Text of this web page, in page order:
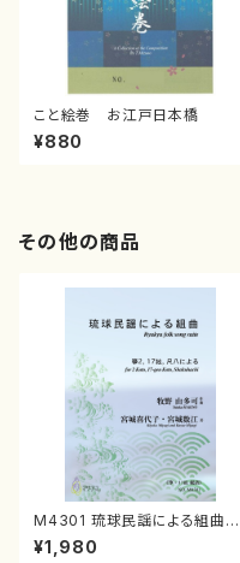
こと絵巻 お江戸日本橋
¥880
その他の商品
M4301 琉球民謡による組曲
（箏/牧野由多可作曲/宮城喜代
子・宮城数江著/箏曲楽譜）
¥1,980